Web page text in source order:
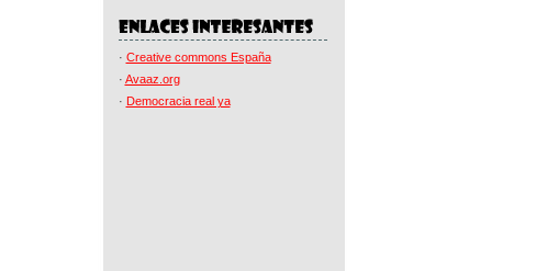
· Creative commons España
· Avaaz.org
· Democracia real ya